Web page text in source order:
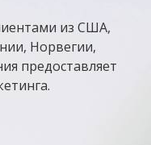
из США,
Норвегии,
предоставляет